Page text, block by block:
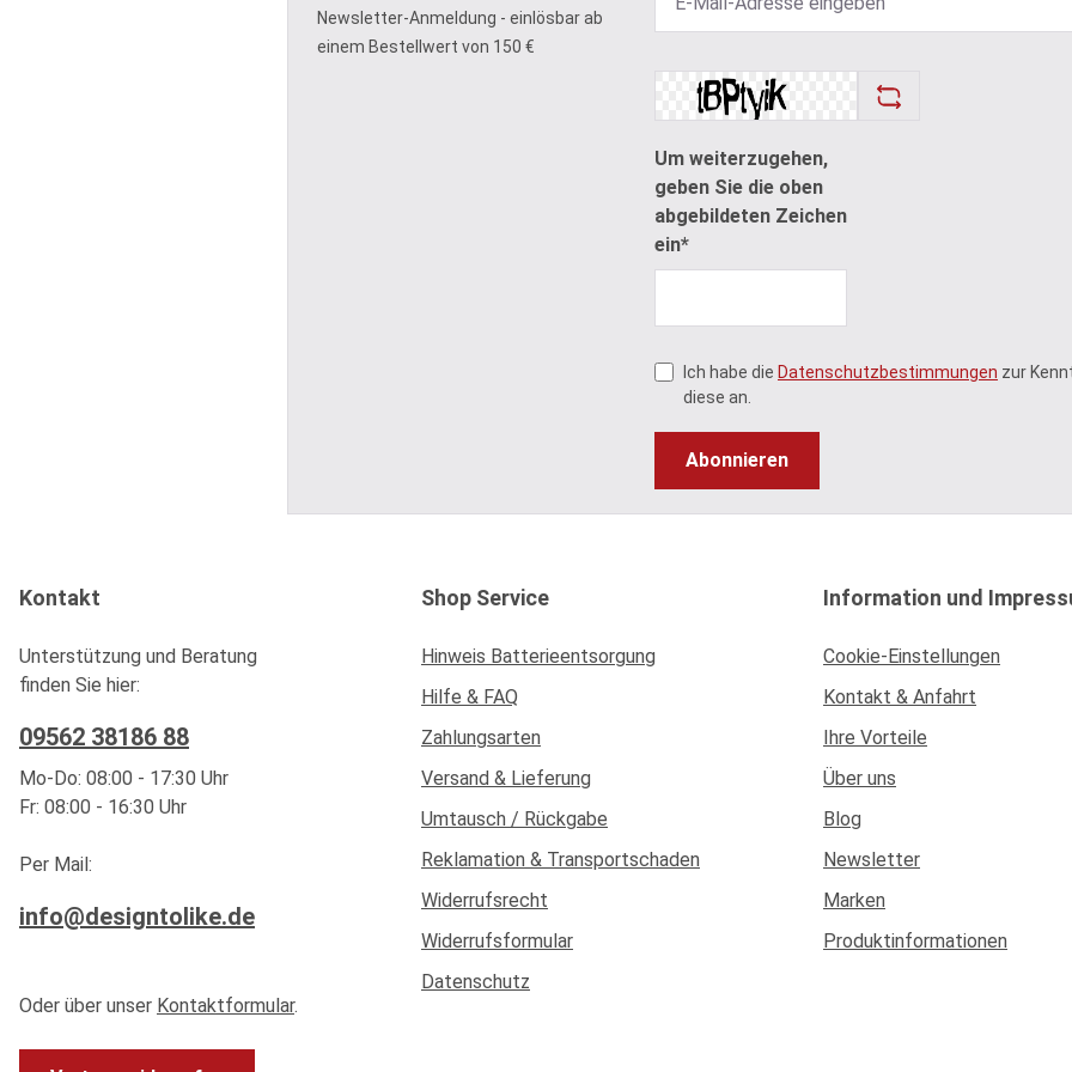
Newsletter-Anmeldung - einlösbar ab
einem Bestellwert von 150 €
Um weiterzugehen,
geben Sie die oben
abgebildeten Zeichen
ein*
Ich habe die Datenschutzbestimmungen zur
diese an.
Abonnieren
Kontakt
Unterstützung und Beratung
finden Sie hier:
09562 38186 88
Mo-Do: 08:00 - 17:30 Uhr
Fr: 08:00 - 16:30 Uhr
Per Mail:
info@designtolike.de
Oder über unser Kontaktformular.
Shop Service
Hinweis Batterieentsorgung
Hilfe & FAQ
Zahlungsarten
Versand & Lieferung
Umtausch / Rückgabe
Reklamation & Transportschaden
Widerrufsrecht
Widerrufsformular
Datenschutz
Information und
Cookie-Einstellungen
Kontakt & Anfahrt
Ihre Vorteile
Über uns
Blog
Newsletter
Marken
Produktinformationen